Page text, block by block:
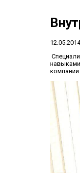
12.05.2014